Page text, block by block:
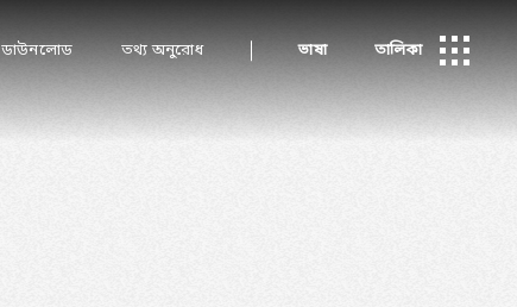
ডাউনলোড তথ্য অনুরোধ ভাষা তালিকা